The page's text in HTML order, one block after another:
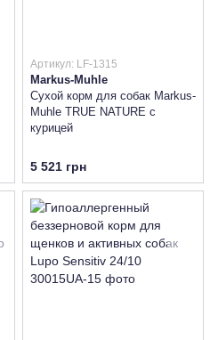
Артикул: LF-1315
Markus-Muhle
Сухой корм для собак Markus-
Muhle TRUE NATURE с
курицей
5 521 грн